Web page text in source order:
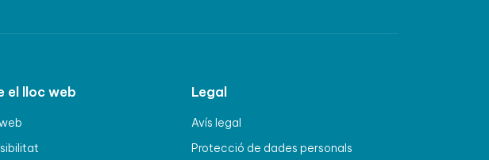
el lloc web Legal
Avís legal
Protecció de dades personals